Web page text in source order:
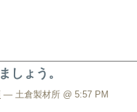
しょう。
— 土倉製材所 @ 5:57 PM